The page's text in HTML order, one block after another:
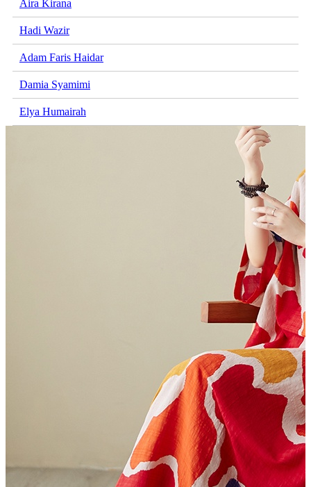
Aira Kirana
Hadi Wazir
Adam Faris Haidar
Damia Syamimi
Elya Humairah